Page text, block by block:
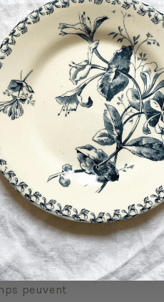
pour
sont
Malgré tout,
vies et
peuvent
Vos
soin